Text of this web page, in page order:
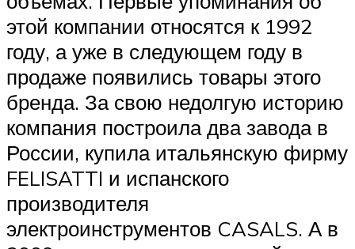
этой компании относятся к 1992
году, а уже в следующем году в
продаже появились товары этого
бренда. За свою недолгую историю
компания построила два завода в
России, купила итальянскую фирму
FELISATTI и испанского
производителя
электроинструментов CASALS. А в